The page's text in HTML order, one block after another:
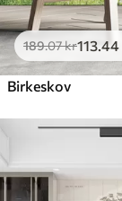
189.07kr113.44
Birkeskov